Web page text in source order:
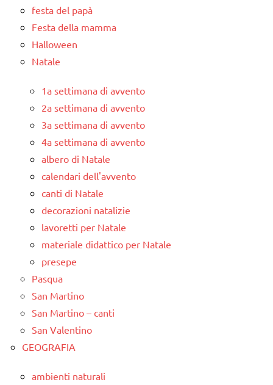
festa del papà
Festa della mamma
Halloween
Natale
1a settimana di avvento
2a settimana di avvento
3a settimana di avvento
4a settimana di avvento
albero di Natale
calendari dell'avvento
canti di Natale
decorazioni natalizie
lavoretti per Natale
materiale didattico per Natale
presepe
Pasqua
San Martino
San Martino – canti
San Valentino
GEOGRAFIA
ambienti naturali